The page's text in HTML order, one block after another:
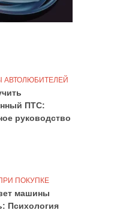
АВТОЛЮБИТЕЛЕЙ
ПТС:
руководство
ПОКУПКЕ
машины
Психология